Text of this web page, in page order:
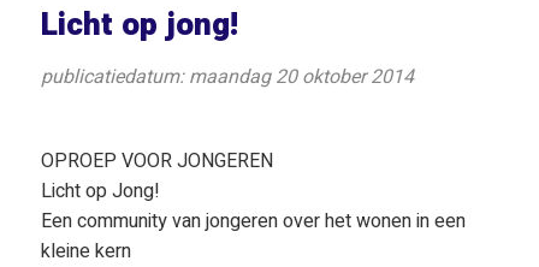
Licht op jong!
publicatiedatum: maandag 20 oktober 2014
OPROEP VOOR JONGEREN
Licht op Jong!
Een community van jongeren over het wonen in een
kleine kern